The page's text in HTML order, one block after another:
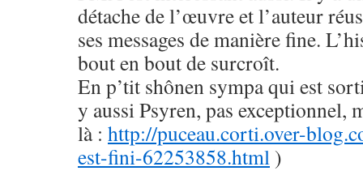
détache de l’œuvre et l’auteur
ses messages de manière fine.
bout en bout de surcroît.
En p’tit shônen sympa qui est
y aussi Psyren, pas exceptionnel,
là : http://puceau.corti.over-
est-fini-62253858.html )